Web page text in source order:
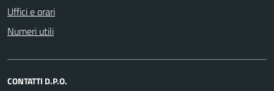
Uffici e orari
Numeri utili
CONTATTI D.P.O.